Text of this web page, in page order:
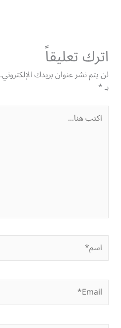
اترك تعليقاً
لن يتم نشر عنوان بريدك الإلكتروني.
بـ*
اكتب
هنا...
اسم*
Email*